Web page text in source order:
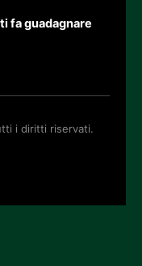
fa guadagnare
i diritti riservati.